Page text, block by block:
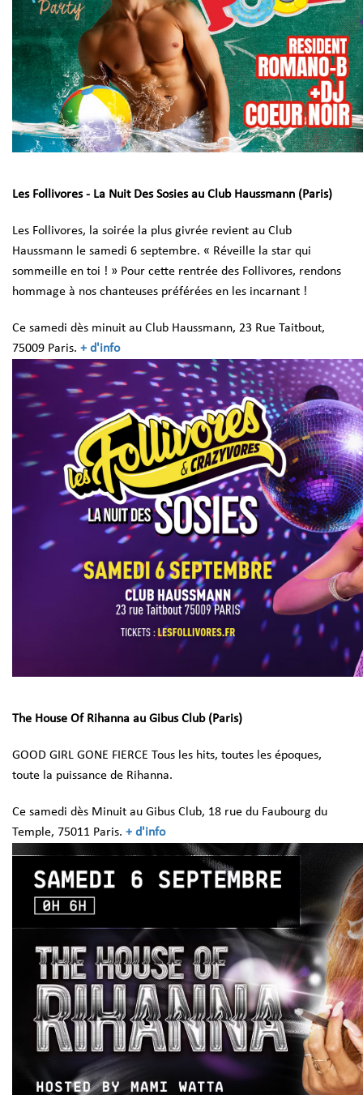
Les Follivores - La Nuit Des Sosies au Club Haussmann (Paris)
Les Follivores, la soirée la plus givrée revient au Club
Haussmann le samedi 6 septembre. « Réveille la star qui
sommeille en toi ! » Pour cette rentrée des Follivores, rendons
hommage à nos chanteuses préférées en les incarnant !
Ce samedi dès minuit au Club Haussmann, 23 Rue Taitbout,
75009 Paris. + d'info
The House Of Rihanna au Gibus Club (Paris)
GOOD GIRL GONE FIERCE Tous les hits, toutes les époques,
toute la puissance de Rihanna.
Ce samedi dès Minuit au Gibus Club, 18 rue du Faubourg du
Temple, 75011 Paris. + d'info